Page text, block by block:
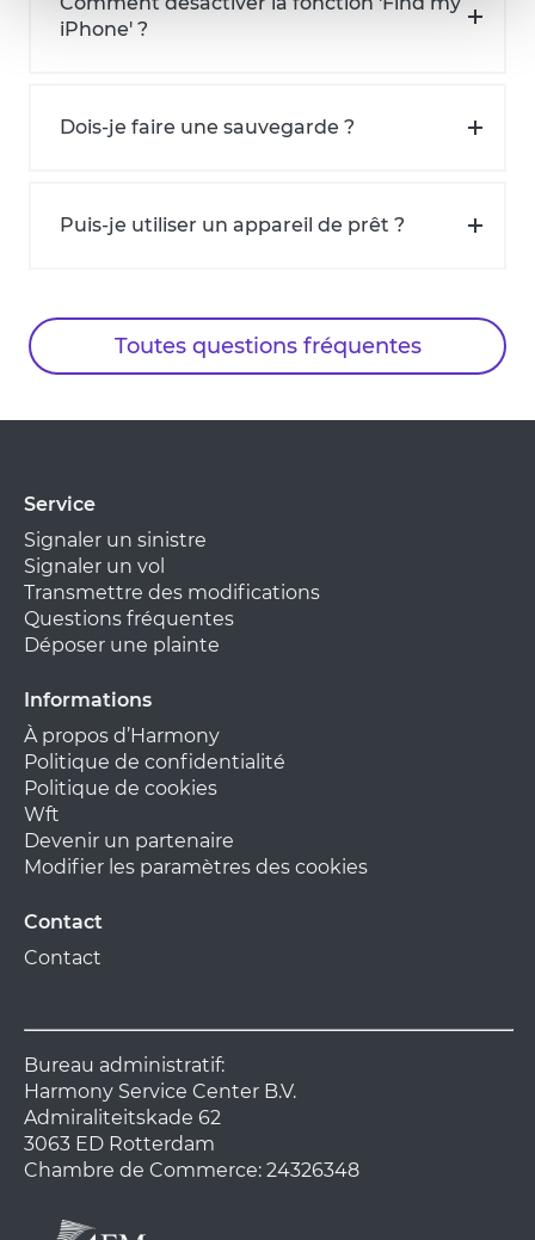
iPhone' ?
Dois-je faire une sauvegarde ?
Puis-je utiliser un appareil de prêt ?
Toutes questions fréquentes
Service
Signaler un sinistre
Signaler un vol
Transmettre des modifications
Questions fréquentes
Déposer une plainte
Informations
À propos d’Harmony
Politique de confidentialité
Politique de cookies
Wft
Devenir un partenaire
Modifier les paramètres des cookies
Contact
Contact
Bureau administratif:
Harmony Service Center B.V.
Admiraliteitskade 62
3063 ED Rotterdam
Chambre de Commerce: 24326348